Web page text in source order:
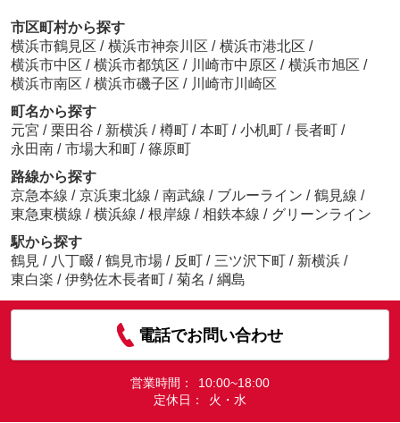
市区町村から探す
横浜市鶴見区 / 横浜市神奈川区 / 横浜市港北区 /
横浜市中区 / 横浜市都筑区 / 川崎市中原区 / 横浜市旭区 /
横浜市南区 / 横浜市磯子区 / 川崎市川崎区
町名から探す
元宮 / 栗田谷 / 新横浜 / 樽町 / 本町 / 小机町 / 長者町 /
永田南 / 市場大和町 / 篠原町
路線から探す
京急本線 / 京浜東北線 / 南武線 / ブルーライン / 鶴見線 /
東急東横線 / 横浜線 / 根岸線 / 相鉄本線 / グリーンライン
駅から探す
鶴見 / 八丁畷 / 鶴見市場 / 反町 / 三ツ沢下町 / 新横浜 /
東白楽 / 伊勢佐木長者町 / 菊名 / 綱島
電話でお問い合わせ
営業時間：
10:00~18:00
定休日：
火・水